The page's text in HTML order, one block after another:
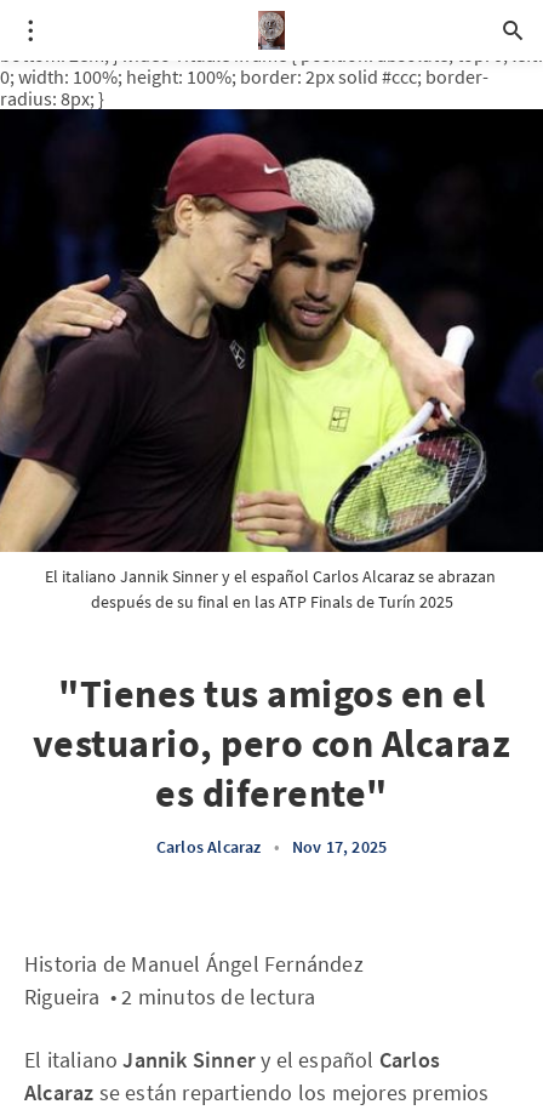
.video-rituale { position: relative; padding-bottom: 56.25%; /* 16:9
ratio */ height: 0; overflow: hidden; margin-top: 3em; margin-
bottom: 2em; } .video-rituale iframe { position: absolute; top: 0; left:
0; width: 100%; height: 100%; border: 2px solid #ccc; border-
radius: 8px; }
El italiano Jannik Sinner y el español Carlos Alcaraz se abrazan
después de su final en las ATP Finals de Turín 2025
"Tienes tus amigos en el
vestuario, pero con Alcaraz
es diferente"
Carlos Alcaraz • Nov 17, 2025
Historia de Manuel Ángel Fernández
Rigueira • 2 minutos de lectura
El italiano Jannik Sinnery el español Carlos
Alcaraz se están repartiendo los mejores premios